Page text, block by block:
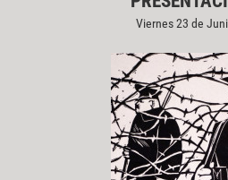
Viernes 23 de